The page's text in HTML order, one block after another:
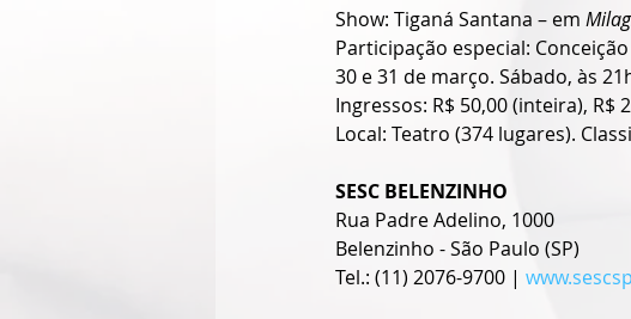
Show: Tiganá Santana – em
Participação especial:
30 e 31 de março. Sábado, às
Ingressos: R$ 50,00 (inteira), R$
Local: Teatro (374 lugares).
SESC BELENZINHO
Rua Padre Adelino, 1000
Belenzinho - São Paulo (SP)
Tel.: (11) 2076-9700 |